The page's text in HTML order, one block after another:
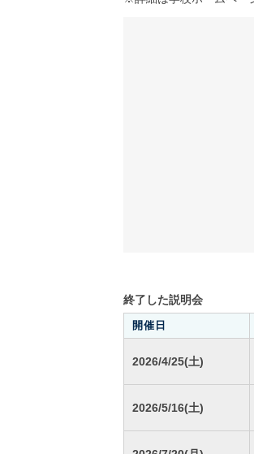
終了した説明会
開催日
2026/4/25(土)
2026/5/16(土)